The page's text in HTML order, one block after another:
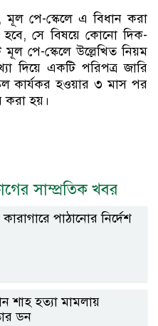
মূল পে-স্কেলে এ বিধান করা
হবে, সে বিষয়ে কোনো দিক-
মূল পে-স্কেলে উল্লেখিত নিয়ম
দিয়ে একটি পরিপত্র জারি
কার্যকর হওয়ার ৩ মাস পর
করা হয়।
সাম্প্রতিক খবর
পাঠানোর নির্দেশ
শাহ হত্যা মামলায়
ডন